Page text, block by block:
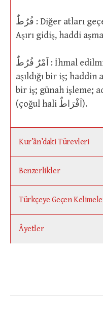
فُرُطٌ : Diğer atları geçen, önde gelen çevik bir at.
Aşırı gidiş, haddi
اَمْرٌ فُرُطٌ : İhmal edilmiş bir iş; meşru sınırların
aşıldığı bir iş; haddin
bir iş; günah işleme;
(çoğul hali اَفْرَاطٌ).
Kur’ân’daki Türevleri
Benzerlikler
Türkçeye Geçen
Âyetler